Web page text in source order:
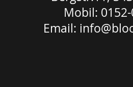
Mobil:
Email: